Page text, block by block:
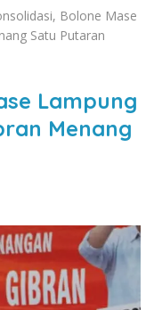
Bolone Mase
Satu Putaran
Lampung
Menang